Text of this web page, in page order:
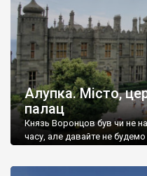
Алупка. Місто,
палац
Князь Воронцов був чи не
часу, але давайте не